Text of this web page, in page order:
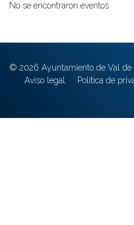
No se encontraron eventos
© 2026 Ayuntamiento de Val de
Aviso legal
Política de